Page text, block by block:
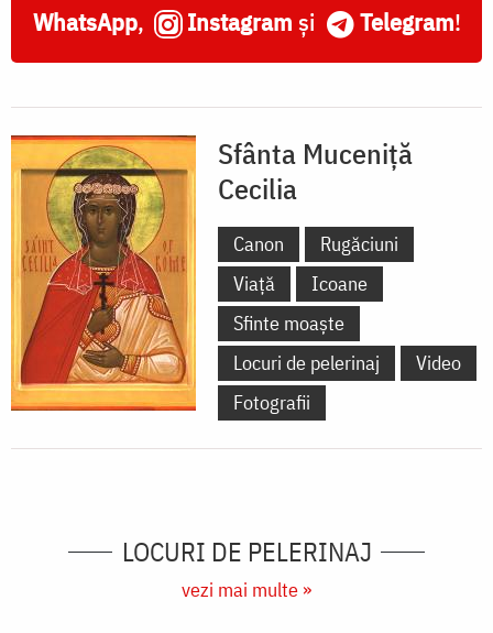
WhatsApp, Instagram și Telegram!
Sfânta Muceniță
Cecilia
Canon
Rugăciuni
Viață
Icoane
Sfinte moaște
Locuri de pelerinaj
Video
Fotografii
LOCURI DE PELERINAJ
vezi mai multe »